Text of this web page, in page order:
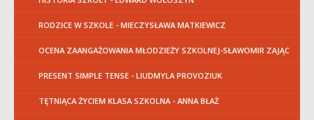
RODZICE W SZKOLE - MIECZYSŁAWA MATKIEWICZ
OCENA ZAANGAŻOWANIA MŁODZIEŻY SZKOLNEJ-SŁAWOMIR ZAJĄC
PRESENT SIMPLE TENSE - LIUDMYLA PROVOZIUK
TĘTNIĄCA ŻYCIEM KLASA SZKOLNA - ANNA BŁAŻ